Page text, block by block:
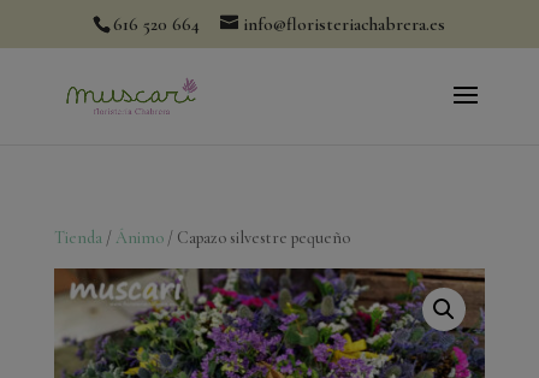
616 520 664 info@floristeriachabrera.es
Tienda/ Ánimo/ Capazo silvestre pequeño
modal-check